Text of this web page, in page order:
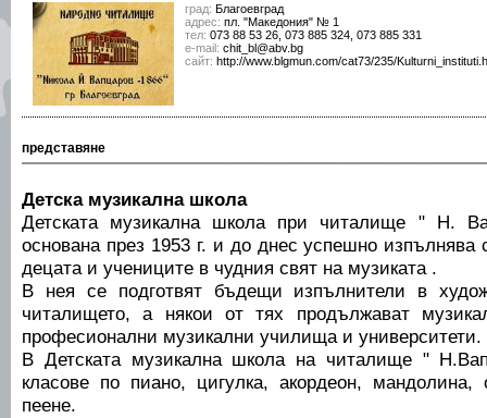
град: Благоевград
адрес: пл. "Македония" № 1
тел: 073 88 53 26, 073 885 324, 073 885 331
е-mail: chit_bl@abv.bg
сайт: http://www.blgmun.com/cat73/235/
представяне
Детска музикална школа
Детската музикална школа при читалище " Н.
основана през 1953 г. и до днес успешно
децата и учениците в чудния свят на музиката .
В нея се подготвят бъдещи изпълнители в
читалището, а някои от тях продължават
професионални музикални училища и университети.
В Детската музикална школа на читалище "
класове по пиано, цигулка, акордеон, мандолина,
пеене.